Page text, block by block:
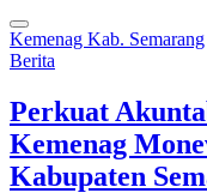
Kemenag Kab. Semarang
Berita
Perkuat
Kemenag
Kabupaten